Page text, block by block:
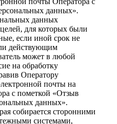
данных».
данных
для которых были
если иной срок не
действующим
может в любой
на обработку
Оператору
почты на
с пометкой «Отзыв
данных».
собирается сторонними
системами,